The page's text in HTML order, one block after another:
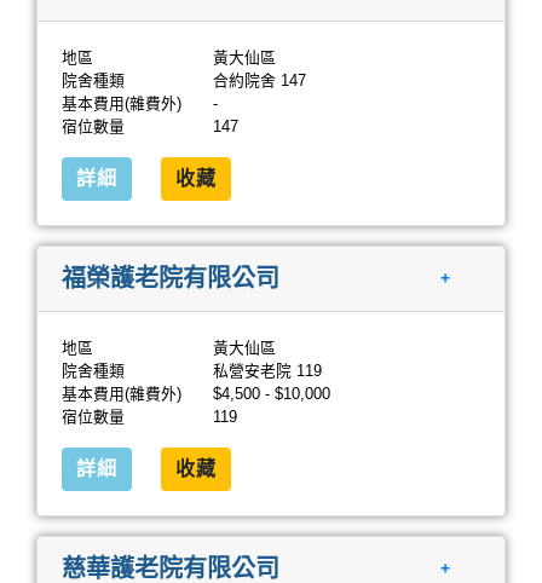
地區
黃大仙區
院舍種類
合約院舍 147
基本費用(雜費外)
-
宿位數量
147
詳細 收藏
福榮護老院有限公司 +
地區
黃大仙區
院舍種類
私營安老院 119
基本費用(雜費外)
$4,500 - $10,000
宿位數量
119
詳細 收藏
慈華護老院有限公司 +